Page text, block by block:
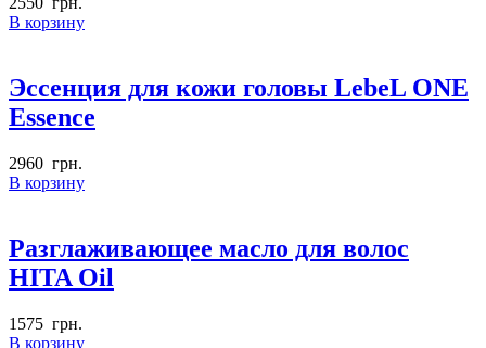
В корзину
Эссенция для кожи головы LebeL ONE
Essence
2960 грн.
В корзину
Разглаживающее масло для волос
HITA Oil
1575 грн.
В корзину